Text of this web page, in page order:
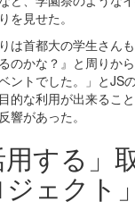
を見せた。
は首都大の学生さん
のかな？』と周りか
ントでした。」とJS
的な利用が出来るこ
響があった。
用する
ェクト」